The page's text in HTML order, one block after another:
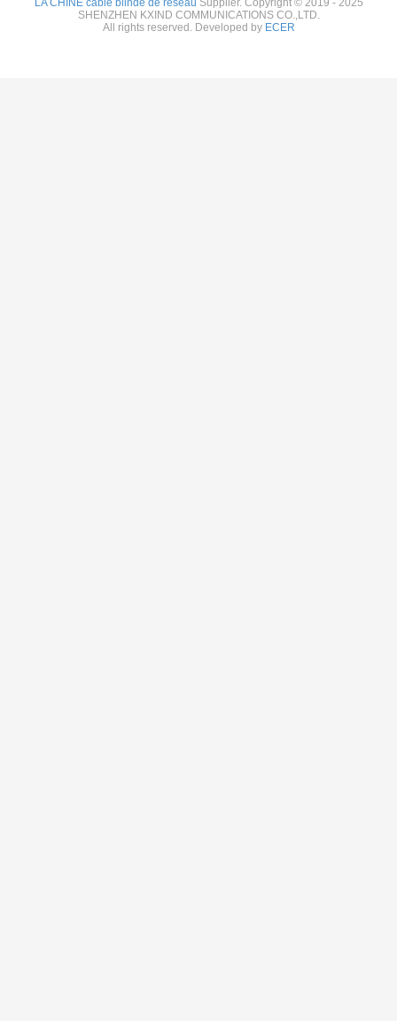
LA CHINE câble blindé de réseau Supplier. Copyright © 2019 - 2025
SHENZHEN KXIND COMMUNICATIONS CO.,LTD.
All rights reserved. Developed by ECER